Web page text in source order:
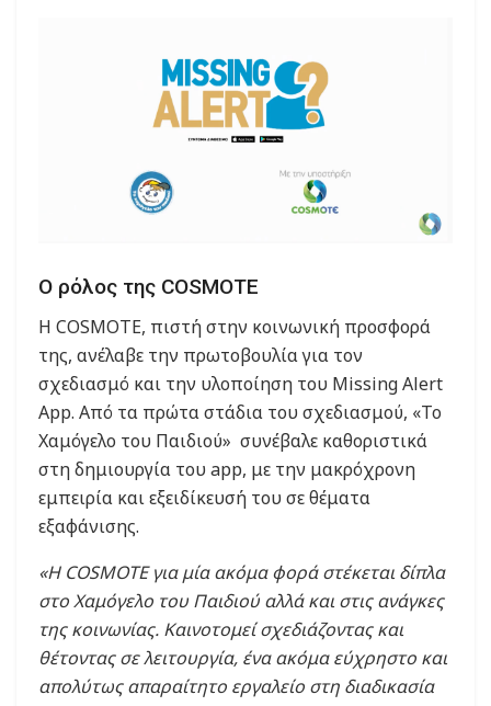
Ο ρόλος της COSMOTE
Η COSMOTE, πιστή στην κοινωνική προσφορά
της, ανέλαβε την πρωτοβουλία για τον
σχεδιασμό και την υλοποίηση του Missing Alert
App. Από τα πρώτα στάδια του σχεδιασμού, «Το
Χαμόγελο του Παιδιού» συνέβαλε καθοριστικά
στη δημιουργία του app, με την μακρόχρονη
εμπειρία και εξειδίκευσή του σε θέματα
εξαφάνισης.
«Η COSMOTE για μία ακόμα φορά στέκεται δίπλα
στο Χαμόγελο του Παιδιού αλλά και στις ανάγκες
της κοινωνίας. Καινοτομεί σχεδιάζοντας και
θέτοντας σε λειτουργία, ένα ακόμα εύχρηστο και
απολύτως απαραίτητο εργαλείο στη διαδικασία